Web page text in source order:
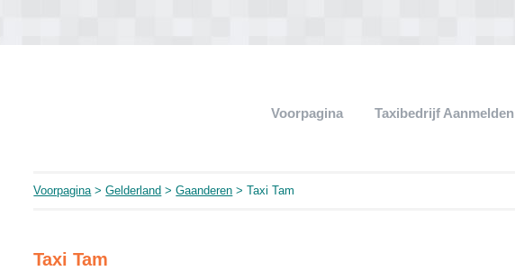
Voorpagina Taxibedrijf Aanmelden
Voorpagina>Gelderland >Gaanderen > Taxi Tam
Taxi Tam